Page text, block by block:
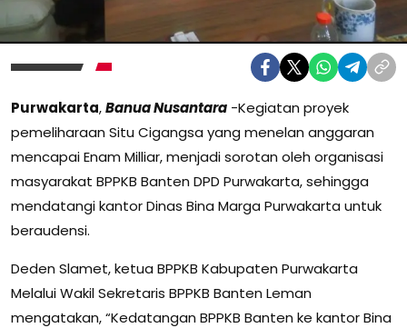
Purwakarta,Banua Nusantara -Kegiatan proyek
pemeliharaan Situ Cigangsa yang menelan anggaran
mencapai Enam Milliar, menjadi sorotan oleh organisasi
masyarakat BPPKB Banten DPD Purwakarta, sehingga
mendatangi kantor Dinas Bina Marga Purwakarta untuk
beraudensi.
Deden Slamet, ketua BPPKB Kabupaten Purwakarta
Melalui Wakil Sekretaris BPPKB Banten Leman
mengatakan, “Kedatangan BPPKB Banten ke kantor Bina